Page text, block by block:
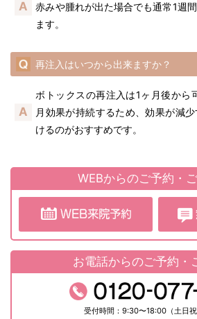
赤みや腫れが出た場合でも通常1週
ます。
再注入はいつから出来ますか？
ボトックスの再注入は1ヶ月後から
月効果が持続するため、効果が減
けるのがおすすめです。
WEBからのご予約・
お電話からのご予約・
受付時間：9:30〜18:00（土日祝